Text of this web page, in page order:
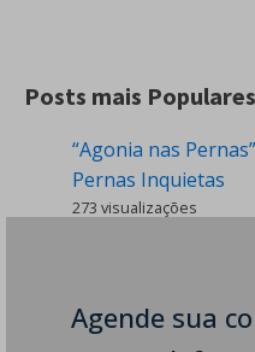
Agende sua
Posts mais Populares
“Agonia nas
Pernas Inquietas
273 visualizações
Tremor de Frio:
223 visualizações